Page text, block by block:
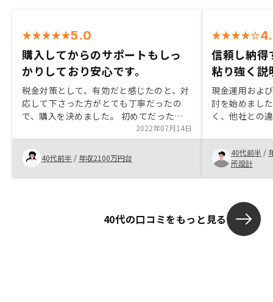
5.0
購入してからのサポートもしっ
かりしており安心です。
税金対策として、有効だと感じたのと、対
応して下さった方がとても丁寧だったの
で、購入を決めました。 初めてだったの
で、色々不安な事もありましたが、丁寧に
サポートしてくださり、安心して購入を決
めることができました。
2022年07月14日
40代前半 / 年収2100万円台
信頼し納得
粘り強く説
現金運用およ
討を始めまし
く、他社との
付けず状況を
てくれたこと
こと、また保
にも粘り強く
きました。い
ピーディに対
らも投資の良
40代前半 /
所設計
40代の口コミをもっと見る